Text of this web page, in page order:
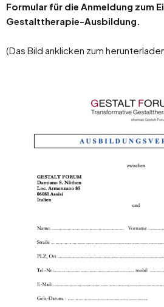
Formular für die Anmeldung zum
Gestalttherapie-Ausbildung.
(Das Bild anklicken zum